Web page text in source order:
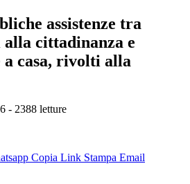
assistenze tra
cittadinanza e
casa, rivolti alla
- 2388 letture
Copia Link Stampa Email